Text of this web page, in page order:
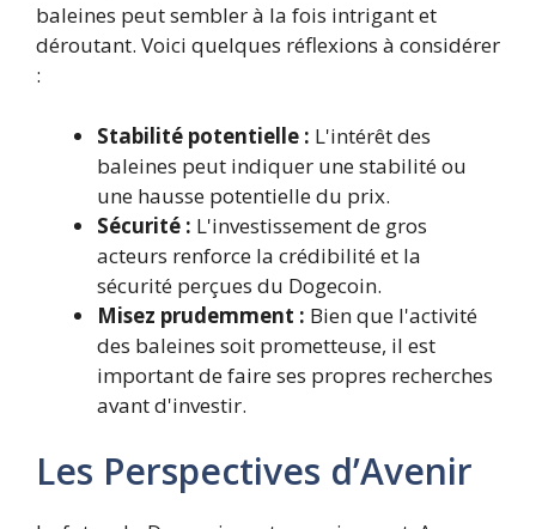
baleines peut sembler à la fois intrigant et
déroutant. Voici quelques réflexions à considérer
:
Stabilité potentielle : L'intérêt des
baleines peut indiquer une stabilité ou
une hausse potentielle du prix.
Sécurité : L'investissement de gros
acteurs renforce la crédibilité et la
sécurité perçues du Dogecoin.
Misez prudemment : Bien que l'activité
des baleines soit prometteuse, il est
important de faire ses propres recherches
avant d'investir.
Les Perspectives d’Avenir